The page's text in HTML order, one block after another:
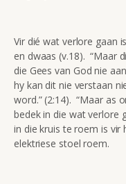
Vir dié wat verlore gaan
en dwaas (v.18). “Maar
die Gees van God nie
hy kan dit nie verstaan
word.” (2:14). “Maar as
bedek in die wat verlore
in die kruis te roem is vir
elektriese stoel roem.